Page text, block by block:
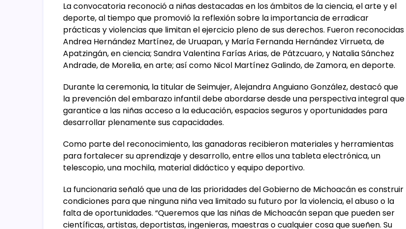
La convocatoria reconoció a niñas destacadas en los ámbitos de la ciencia, el arte y el
deporte, al tiempo que promovió la reflexión sobre la importancia de erradicar
prácticas y violencias que limitan el ejercicio pleno de sus derechos. Fueron reconocidas
Andrea Hernández Martínez, de Uruapan, y María Fernanda Hernández Virrueta, de
Apatzingán, en ciencia; Sandra Valentina Farías Arias, de Pátzcuaro, y Natalia Sánchez
Andrade, de Morelia, en arte; así como Nicol Martínez Galindo, de Zamora, en deporte.
Durante la ceremonia, la titular de Seimujer, Alejandra Anguiano González, destacó que
la prevención del embarazo infantil debe abordarse desde una perspectiva integral que
garantice a las niñas acceso a la educación, espacios seguros y oportunidades para
desarrollar plenamente sus capacidades.
Como parte del reconocimiento, las ganadoras recibieron materiales y herramientas
para fortalecer su aprendizaje y desarrollo, entre ellos una tableta electrónica, un
telescopio, una mochila, material didáctico y equipo deportivo.
La funcionaria señaló que una de las prioridades del Gobierno de Michoacán es construir
condiciones para que ninguna niña vea limitado su futuro por la violencia, el abuso o la
falta de oportunidades. “Queremos que las niñas de Michoacán sepan que pueden ser
científicas, artistas, deportistas, ingenieras, maestras o cualquier cosa que sueñen. Su